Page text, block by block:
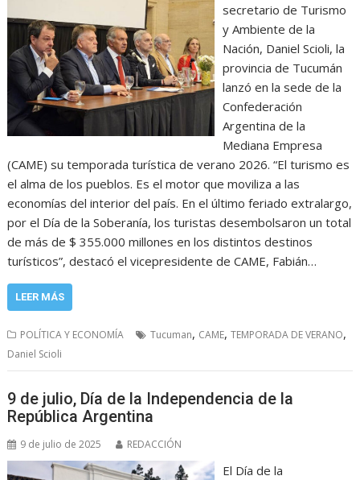
secretario de Turismo
y Ambiente de la
Nación, Daniel Scioli, la
provincia de Tucumán
lanzó en la sede de la
Confederación
Argentina de la
Mediana Empresa
(CAME) su temporada turística de verano 2026. “El turismo es
el alma de los pueblos. Es el motor que moviliza a las
economías del interior del país. En el último feriado extralargo,
por el Día de la Soberanía, los turistas desembolsaron un total
de más de $ 355.000 millones en los distintos destinos
turísticos”, destacó el vicepresidente de CAME, Fabián…
LEER MÁS
POLÍTICA Y ECONOMÍA Tucuman, CAME,TEMPORADA DE VERANO,
Daniel Scioli
9 de julio, Día de la Independencia de la
República Argentina
9 de julio de 2025 REDACCIÓN
El Día de la